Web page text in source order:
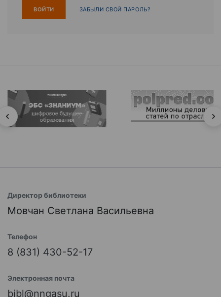
ЗАБЫЛИ СВОЙ ПАРОЛЬ?
Директор библиотеки
Мовчан Светлана Васильевна
Телефон
8 (831) 430-52-17
Электронная почта
bibl@nngasu.ru